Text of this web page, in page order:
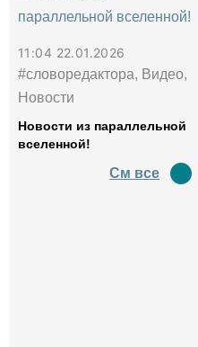
11:04 22.01.2026
#словоредактора, Видео,
Новости
Новости из параллельной
вселенной!
См все